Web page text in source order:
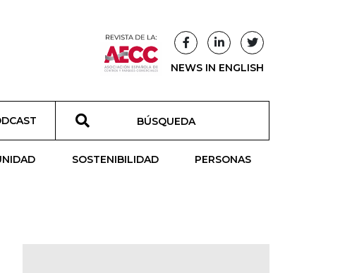
NEWS IN ENGLISH
SOSTENIBILIDAD PERSONAS